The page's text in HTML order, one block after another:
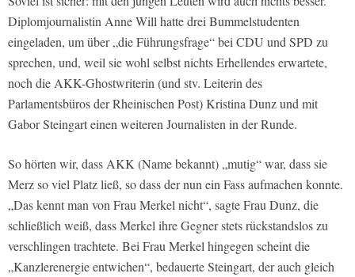
Diplomjournalistin Anne Will hatte drei Bummelstudenten
eingeladen, um über „die Führungsfrage“ bei CDU und SPD zu
sprechen, und, weil sie wohl selbst nichts Erhellendes erwartete,
noch die AKK-Ghostwriterin (und stv. Leiterin des
Parlamentsbüros der Rheinischen Post) Kristina Dunz und mit
Gabor Steingart einen weiteren Journalisten in der Runde.
So hörten wir, dass AKK (Name bekannt) „mutig“ war, dass sie
Merz so viel Platz ließ, so dass der nun ein Fass aufmachen konnte.
„Das kennt man von Frau Merkel nicht“, sagte Frau Dunz, die
schließlich weiß, dass Merkel ihre Gegner stets rückstandslos zu
verschlingen trachtete. Bei Frau Merkel hingegen scheint die
„Kanzlerenergie entwichen“, bedauerte Steingart, der auch gleich